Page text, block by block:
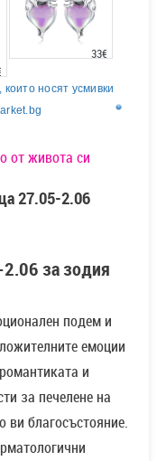
33€
носят усмивки
от живота си
27.05-2.06
за зодия
подем и
емоции
и
за печелене на
ви благосъстояние.